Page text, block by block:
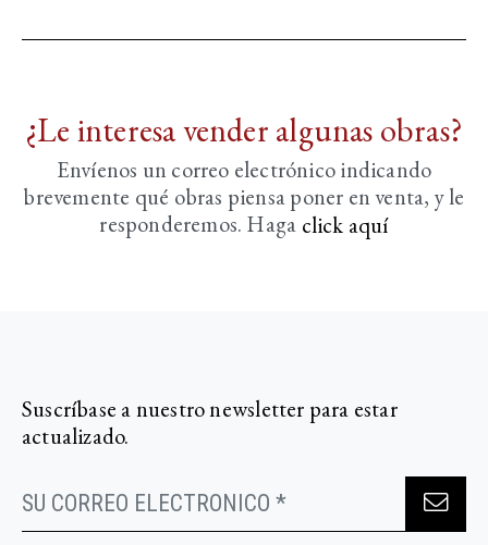
¿Le interesa vender algunas obras?
Envíenos un correo electrónico indicando
brevemente qué obras piensa poner en venta, y le
responderemos. Haga click aquí­
Suscríbase a nuestro newsletter para estar
actualizado.